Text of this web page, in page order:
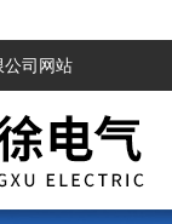
公司网站